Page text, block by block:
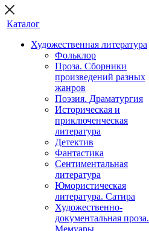
Каталог
Художественная литература
Фольклор
Проза. Сборники
произведений разных
жанров
Поэзия. Драматургия
Историческая и
приключенческая
литература
Детектив
Фантастика
Сентиментальная
литература
Юмористическая
литература. Сатира
Художественно-
документальная проза.
Мемуары